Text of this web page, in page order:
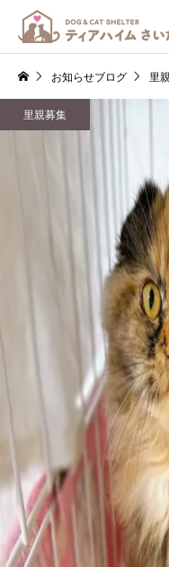
お知らせブログ 里
里親募集